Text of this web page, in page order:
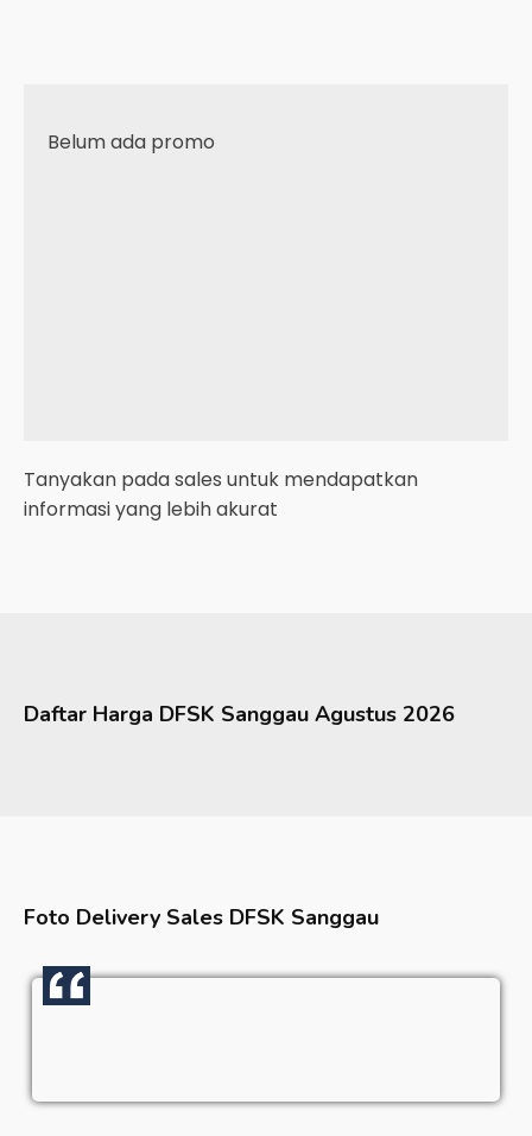
Belum ada promo
Tanyakan pada sales untuk mendapatkan
informasi yang lebih akurat
Daftar Harga DFSK Sanggau Agustus 2026
Foto Delivery Sales DFSK Sanggau